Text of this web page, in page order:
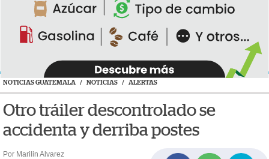
NOTICIAS GUATEMALA / NOTICIAS / ALERTAS
Otro tráiler descontrolado se
accidenta y derriba postes
Por Marilin Alvarez